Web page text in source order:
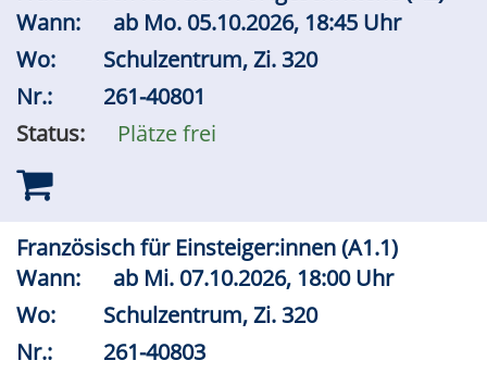
Wann:
ab Mo. 05.10.2026, 18:45 Uhr
Wo:
Schulzentrum, Zi. 320
Nr.:
261-40801
Status:
Plätze frei
Französisch für Einsteiger:innen (A1.1)
Wann:
ab Mi. 07.10.2026, 18:00 Uhr
Wo:
Schulzentrum, Zi. 320
Nr.:
261-40803